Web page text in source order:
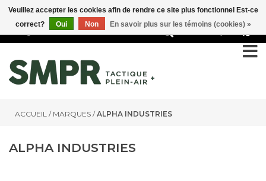
0
ACCUEIL / MARQUES /ALPHA INDUSTRIES
ALPHA INDUSTRIES
Veuillez accepter les cookies afin de rendre ce site plus fonctionnel Est-ce
correct?
Oui Non En savoir plus sur les témoins (cookies) »